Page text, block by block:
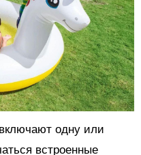
одну или
встроенные